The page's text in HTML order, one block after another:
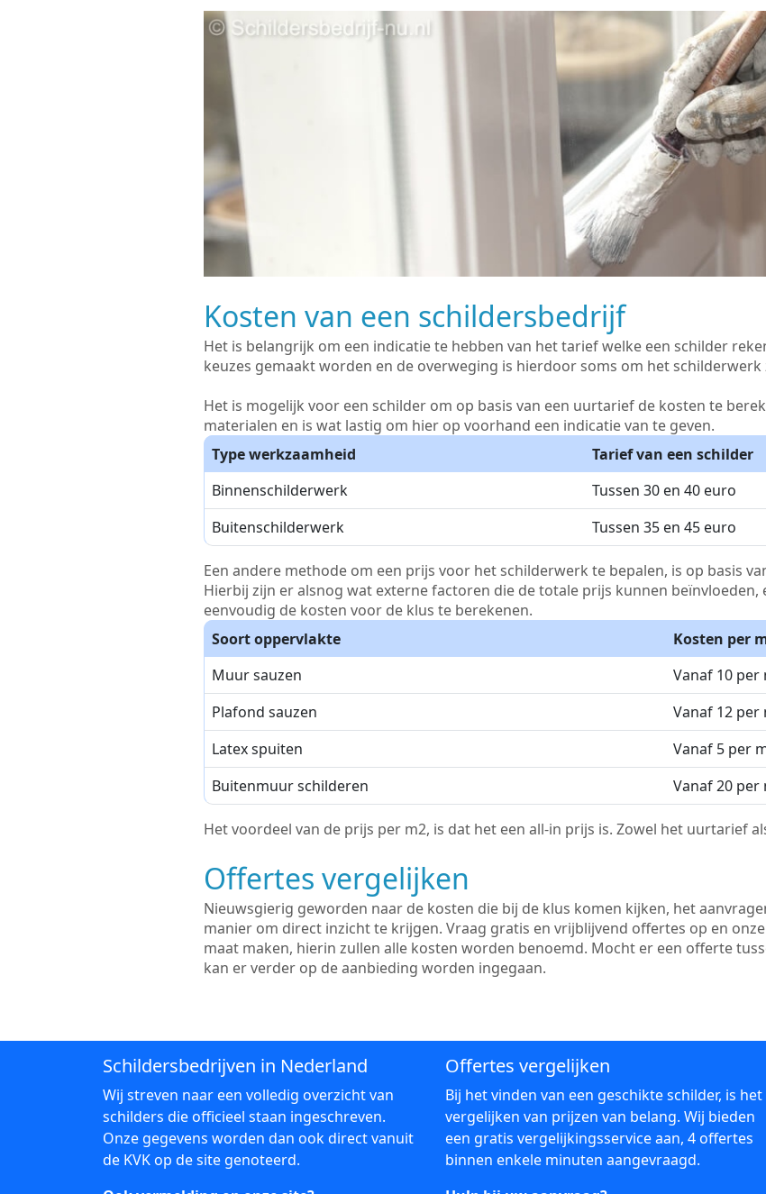
Kosten van een schildersbedrijf
Het is belangrijk om een indicatie te hebben van het tarief welke een schilder
keuzes gemaakt worden en de overweging is hierdoor soms om het schilderwerk
Het is mogelijk voor een schilder om op basis van een uurtarief de kosten te
materialen en is wat lastig om hier op voorhand een indicatie van te geven.
Type werkzaamheid
Tarief van een schilder
Binnenschilderwerk
Tussen 30 en 40 euro
Buitenschilderwerk
Tussen 35 en 45 euro
Een andere methode om een prijs voor het schilderwerk te bepalen, is op basis
Hierbij zijn er alsnog wat externe factoren die de totale prijs kunnen beïnvloeden,
eenvoudig de kosten voor de klus te berekenen.
Soort oppervlakte
Kosten per
Muur sauzen
Vanaf 10 per
Plafond sauzen
Vanaf 12 per
Latex spuiten
Vanaf 5 per
Buitenmuur schilderen
Vanaf 20 per
Het voordeel van de prijs per m2, is dat het een all-in prijs is. Zowel het uurtarief
Offertes vergelijken
Nieuwsgierig geworden naar de kosten die bij de klus komen kijken, het
manier om direct inzicht te krijgen. Vraag gratis en vrijblijvend offertes op en
maat maken, hierin zullen alle kosten worden benoemd. Mocht er een offerte
kan er verder op de aanbieding worden ingegaan.
Schildersbedrijven in Nederland
Wij streven naar een volledig overzicht van
schilders die officieel staan ingeschreven.
Onze gegevens worden dan ook direct vanuit
de KVK op de site genoteerd.
Offertes vergelijken
Bij het vinden van een geschikte schilder, is het
vergelijken van prijzen van belang. Wij bieden
een gratis vergelijkingsservice aan, 4 offertes
binnen enkele minuten aangevraagd.